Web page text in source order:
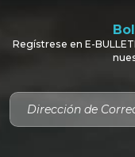
Regístrese en E-